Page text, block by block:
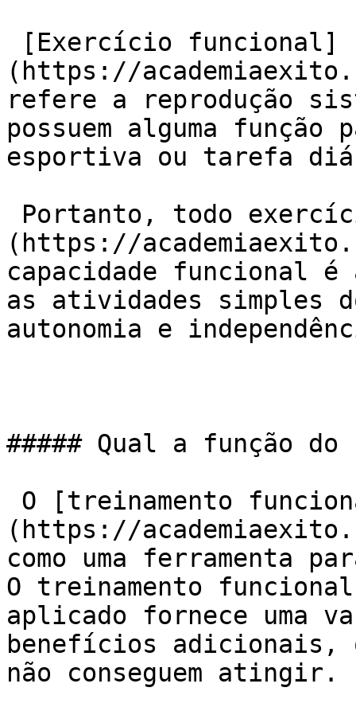
(https://
refere a reprodução
possuem alguma função
esportiva ou tarefa
(https://
capacidade funcional
as atividades simples
autonomia e
##### Qual a função
(https://
como uma ferramenta
O treinamento
aplicado fornece uma
benefícios adicionais,
não conseguem atingir.